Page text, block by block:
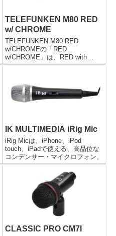
TELEFUNKEN M80 RED
w/ CHROME
TELEFUNKEN M80 RED
w/CHROMEの「RED
w/CHROME」は、RED with
CHROMEのことで、クロムメッ
ナミックマイクで、制振機能を持
った...
IK MULTIMEDIA iRig Mic
iRig Micは、iPhone、iPod
touch、iPadで使える、高品位な
コンデンサー・マイクロフォン。
CLASSIC PRO CM7I